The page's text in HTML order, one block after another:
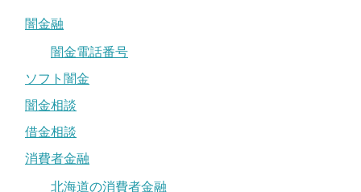
闇金融
闇金電話番号
ソフト闇金
闇金相談
借金相談
消費者金融
北海道の消費者金融